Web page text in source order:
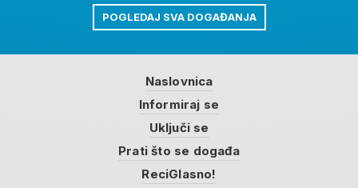
POGLEDAJ SVA DOGAĐANJA
Naslovnica
Informiraj se
Uključi se
Prati što se događa
ReciGlasno!